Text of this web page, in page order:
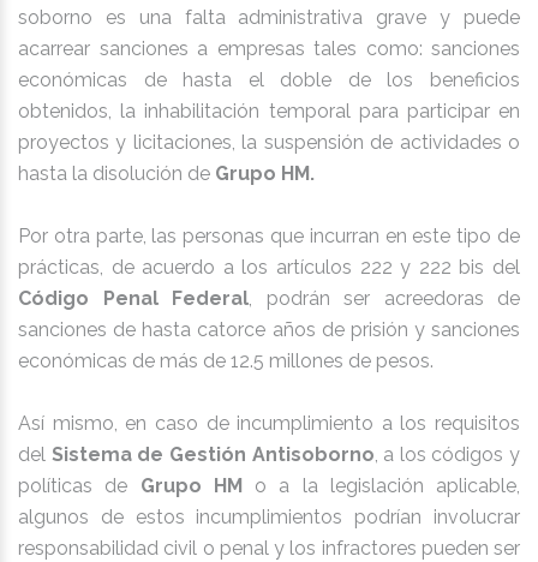
soborno es una falta administrativa grave y puede
acarrear sanciones a empresas tales como: sanciones
económicas de hasta el doble de los beneficios
obtenidos, la inhabilitación temporal para participar en
proyectos y licitaciones, la suspensión de actividades o
hasta la disolución de Grupo HM.
Por otra parte, las personas que incurran en este tipo de
prácticas, de acuerdo a los artículos 222 y 222 bis del
Código Penal Federal, podrán ser acreedoras de
sanciones de hasta catorce años de prisión y sanciones
económicas de más de 12.5 millones de pesos.
Así mismo, en caso de incumplimiento a los requisitos
del Sistema de Gestión Antisoborno, a los códigos y
políticas de Grupo HM
o a la legislación aplicable,
algunos de estos incumplimientos podrían involucrar
responsabilidad civil o penal y los infractores pueden ser